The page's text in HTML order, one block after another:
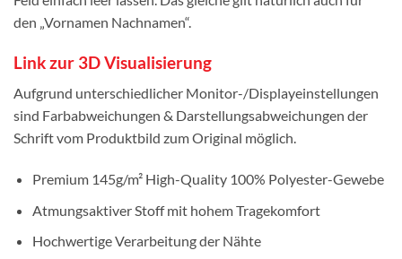
den „Vornamen Nachnamen“.
Link zur 3D Visualisierung
Aufgrund unterschiedlicher Monitor-/Displayeinstellungen
sind Farbabweichungen & Darstellungsabweichungen der
Schrift vom Produktbild zum Original möglich.
Premium 145g/m² High-Quality 100% Polyester-Gewebe
Atmungsaktiver Stoff mit hohem Tragekomfort
Hochwertige Verarbeitung der Nähte